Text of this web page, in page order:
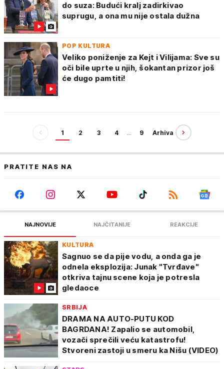
do suza: Budući kralj zadirkivao
suprugu, a ona mu nije ostala dužna
POP KULTURA
Veliko poniženje za Kejt i Vilijama: Sve su
oči bile uprte u njih, šokantan prizor još
će dugo pamtiti!
1 2 3 4 … 9 Arhiva
PRATITE NAS NA
NAJNOVIJE NAJČITANIJE REAKCIJE
KULTURA
Sagnuo se da pije vodu, a onda ga je
odnela eksplozija: Junak "Tvrđave"
otkriva tajnu scene koja je potresla
gledaoce
SRBIJA
DRAMA NA AUTO-PUTU KOD
BAGRDANA! Zapalio se automobil,
vozači sprečili veću katastrofu!
Stvoreni zastoji u smeru ka Nišu (VIDEO)